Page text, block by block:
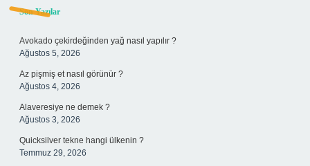
Sidebar
Son Yazılar
Avokado çekirdeğinden yağ nasıl yapılır ?
Ağustos 5, 2026
Az pişmiş et nasıl görünür ?
Ağustos 4, 2026
Alaveresiye ne demek ?
Ağustos 3, 2026
Quicksilver tekne hangi ülkenin ?
Temmuz 29, 2026